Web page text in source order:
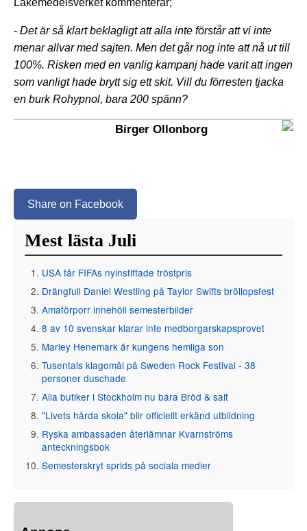
Läkemedelsverket kommenterar;
- Det är så klart beklagligt att alla inte förstår att vi inte
menar allvar med sajten. Men det går nog inte att nå ut till
100%. Risken med en vanlig kampanj hade varit att ingen
som vanligt hade brytt sig ett skit. Vill du förresten tjacka
en burk Rohypnol, bara 200 spänn?
Birger Ollonborg
Share on Facebook
Mest lästa Juli
USA får FIFAs nyinstiftade tröstpris
Drängfull Daniel Westling på Taylor Swifts bröllopsfest
Amatörporr innehöll semesterbilder
8 av 10 svenskar klarar inte medborgarskapsprovet
Marley Henemark är kungens hemliga son
Tusentals klagomål på Sweden Rock Festival - 38
personer duschade
Alla butiker i Stockholm nu bara Bröd & salt
"Livets hårda skola" blir officiellt erkänd utbildning
Ryska ambassaden återlämnar Kvarnströms
anteckningsbok
Semesterskryt sprids på sociala medier